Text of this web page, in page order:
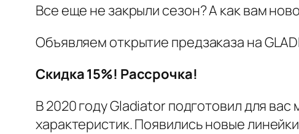
Все еще не закрыли сезон? А как вам
Объявляем открытие предзаказа на
Скидка 15%! Рассрочка!
В 2020 году Gladiator подготовил для
характеристик. Появились новые